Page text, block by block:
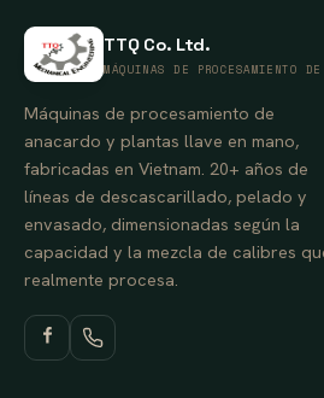
TTQ Co. Ltd.
MÁQUINAS DE PROCESAMIENTO DE
Máquinas de procesamiento de
anacardo y plantas llave en mano,
fabricadas en Vietnam. 20+ años de
líneas de descascarillado, pelado y
envasado, dimensionadas según la
capacidad y la mezcla de calibres
realmente procesa.